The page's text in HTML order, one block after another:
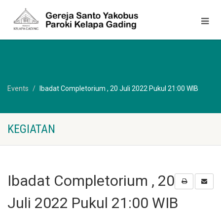
Events Ibadat Completorium , 20 Juli 2022 Pukul 21:00 WIB
KEGIATAN
Ibadat Completorium , 20
Juli 2022 Pukul 21:00 WIB